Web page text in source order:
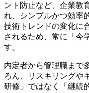
ント防止など、企業教
れ、シンプルかつ効率
技術トレンドの変化に
されるため、常に「今
す。
内定者から管理職まで
ろん、リスキリングや
研修」ではなく「継続